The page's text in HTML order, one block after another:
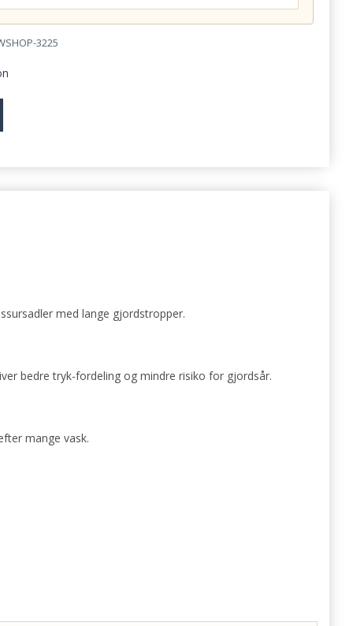
3225
med lange gjordstropper.
bedre tryk-fordeling og mindre risiko for gjordsår.
mange vask.